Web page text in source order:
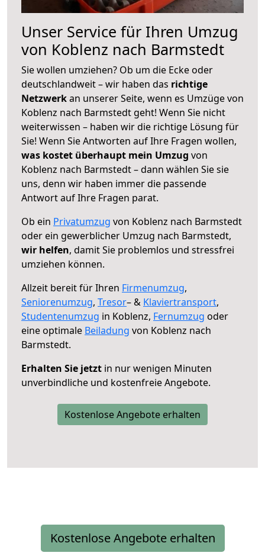
Unser Service für Ihren Umzug
von Koblenz nach Barmstedt
Sie wollen umziehen? Ob um die Ecke oder
deutschlandweit – wir haben das richtige
Netzwerkan unserer Seite, wenn es Umzüge von
Koblenz nach Barmstedt geht! Wenn Sie nicht
weiterwissen – haben wir die richtige Lösung für
Sie! Wenn Sie Antworten auf Ihre Fragen wollen,
was kostet überhaupt mein Umzug von
Koblenz nach Barmstedt – dann wählen Sie sie
uns, denn wir haben immer die passende
Antwort auf Ihre Fragen parat.
Ob ein Privatumzug von Koblenz nach Barmstedt
oder ein gewerblicher Umzug nach Barmstedt,
wir helfen, damit Sie problemlos und stressfrei
umziehen können.
Allzeit bereit für Ihren Firmenumzug,
Seniorenumzug, Tresor– & Klaviertransport,
Studentenumzug in Koblenz, Fernumzug oder
eine optimale Beiladung von Koblenz nach
Barmstedt.
Erhalten Sie jetzt in nur wenigen Minuten
unverbindliche und kostenfreie Angebote.
Kostenlose Angebote erhalten
Kostenlose Angebote erhalten